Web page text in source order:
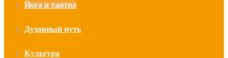
Йога и тантра
Духовный путь
Культура